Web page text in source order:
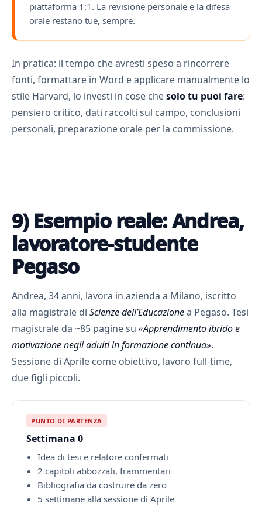
piattaforma 1:1. La revisione personale e la difesa
orale restano tue, sempre.
In pratica: il tempo che avresti speso a rincorrere
fonti, formattare in Word e applicare manualmente lo
stile Harvard, lo investi in cose chesolo tu puoi fare:
pensiero critico, dati raccolti sul campo, conclusioni
personali, preparazione orale per la commissione.
9) Esempio reale: Andrea,
lavoratore-studente
Pegaso
Andrea, 34 anni, lavora in azienda a Milano, iscritto
alla magistrale di Scienze dell’Educazionea Pegaso. Tesi
magistrale da ~85 pagine su «Apprendimento ibrido e
motivazione negli adulti in formazione continua».
Sessione di Aprile come obiettivo, lavoro full-time,
due figli piccoli.
PUNTO DI PARTENZA
Settimana 0
Idea di tesi e relatore confermati
2 capitoli abbozzati, frammentari
Bibliografia da costruire da zero
5 settimane alla sessione di Aprile